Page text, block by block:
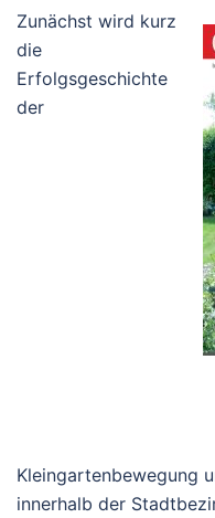
Zunächst wird kurz
die
Erfolgsgeschichte
der
Kleingartenbewegung
innerhalb der